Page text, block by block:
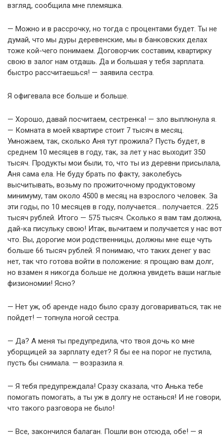
взгляд, сообщила мне племяшка.
— Можно и в рассрочку, но тогда с процентами будет. Ты не
думай, что мы дуры деревенские, мы в банковских делах
тоже кой-чего понимаем. Договорчик составим, квартирку
свою в залог нам отдашь. Да и большая у тебя зарплата.
быстро рассчитаешься! — заявила сестра.
Я офигевала все больше и больше.
— Хорошо, давай посчитаем, сестренка! — зло выплюнула я.
— Комната в моей квартире стоит 7 тысяч в месяц.
Умножаем, так, сколько Аня тут прожила? Пусть будет, в
среднем 10 месяцев в году, так, за лет у нас выходит 350
тысяч. Продукты мои были, то, что ты из деревни присылала,
Аня сама ела. Не буду брать по факту, заколебусь
высчитывать, возьму по прожиточному продуктовому
минимуму, там около 4500 в месяц на взрослого человек. За
эти годы, по 10 месяцев в году, получается… получается.. 225
тысяч рублей. Итого — 575 тысяч. Сколько я вам там должна,
дай-ка писульку свою! Итак, вычитаем и получается у нас вот
что. Вы, дорогие мои родственницы, должны мне еще чуть
больше 66 тысяч рублей. Я понимаю, что таких денег у вас
нет, так что готова войти в положение: я прощаю вам долг,
но взамен я никогда больше не должна увидеть ваши наглые
физиономии! Ясно?
— Нет уж, об аренде надо было сразу договариваться, так не
пойдет! — топнула ногой сестра.
— Да? А меня ты предупредила, что твоя дочь ко мне
уборщицей за зарплату едет? Я бы ее на порог не пустила,
пусть бы снимала. — возразила я.
— Я тебя предупреждала! Сразу сказала, что Анька тебе
помогать помогать, а ты уж в долгу не останься! И не говори,
что такого разговора не было!
— Все, закончился балаган. Пошли вон отсюда, обе! — я